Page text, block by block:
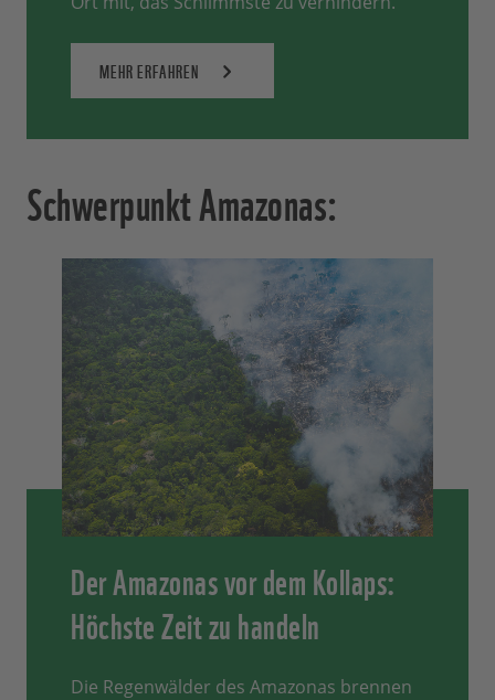
MEHR ERFAHREN
Schwerpunkt Amazonas:
Der Amazonas vor dem Kollaps:
Höchste Zeit zu handeln
Die Regenwälder des Amazonas brennen